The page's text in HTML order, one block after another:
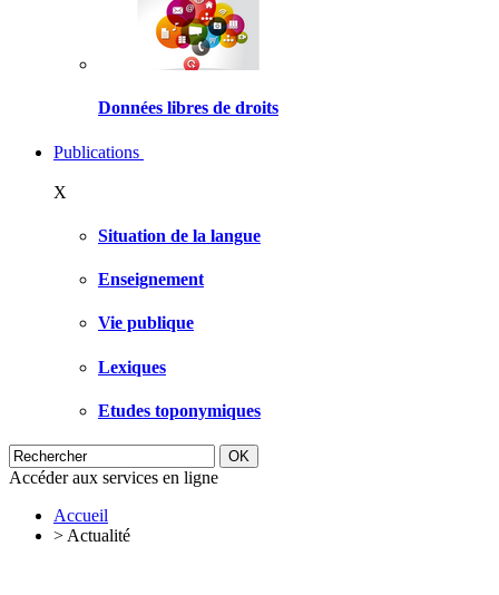
Données libres de droits
Publications
X
Situation de la langue
Enseignement
Vie publique
Lexiques
Etudes toponymiques
Accéder aux services en ligne
Accueil
> Actualité